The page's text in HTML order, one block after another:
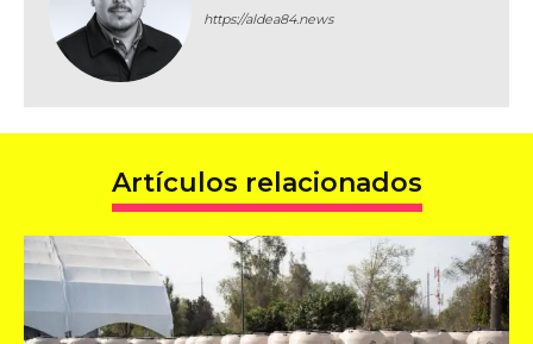
https://aldea84.news
Artículos relacionados